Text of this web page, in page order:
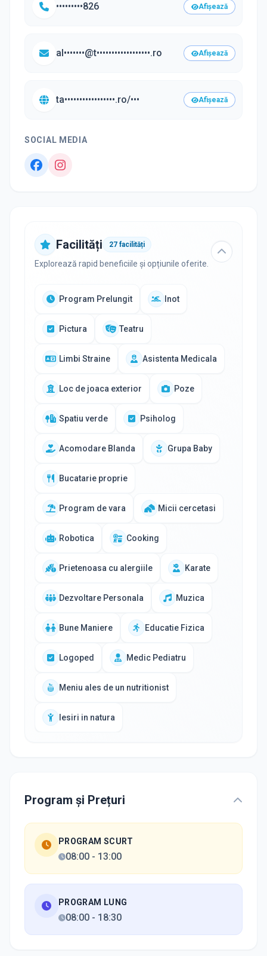
•••••••••826 Afișează
al•••••••@t••••••••••••••••••.ro Afișează
ta•••••••••••••••••.ro/••• Afișează
SOCIAL MEDIA
Facilități 27 facilități
Explorează rapid beneficiile și opțiunile oferite.
Program Prelungit Inot
Pictura Teatru
Limbi Straine Asistenta Medicala
Loc de joaca exterior Poze
Spatiu verde Psiholog
Acomodare Blanda Grupa Baby
Bucatarie proprie
Program de vara Micii cercetasi
Robotica Cooking
Prietenoasa cu alergiile Karate
Dezvoltare Personala Muzica
Bune Maniere Educatie Fizica
Logoped Medic Pediatru
Meniu ales de un nutritionist
Iesiri in natura
Program și Prețuri
PROGRAM SCURT
08:00 - 13:00
PROGRAM LUNG
08:00 - 18:30